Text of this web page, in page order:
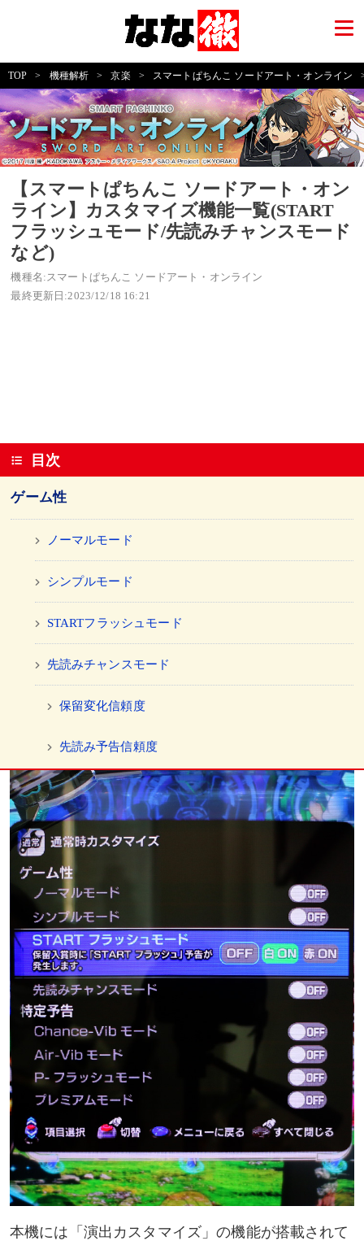
TOP > 機種解析 > 京楽 > スマートぱちんこ ソードアート・オンライン
【スマートぱちんこ ソードアート・オン
ライン】カスタマイズ機能一覧(START
フラッシュモード/先読みチャンスモード
など)
機種名:スマートぱちんこ ソードアート・オンライン
最終更新日:2023/12/18 16:21
目次
ゲーム性
ノーマルモード
シンプルモード
STARTフラッシュモード
先読みチャンスモード
保留変化信頼度
先読み予告信頼度
特定予告
お宝カスタマイズ
入賞時無音モード
入賞時Air-Vibモード
隠し演出アップモード
どシンプルモード
デッドorアライブモード
本機には「演出カスタマイズ」の機能が搭載されて